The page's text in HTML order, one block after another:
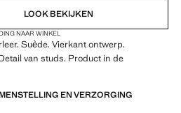
LOOK BEKIJKEN
NAAR WINKEL
Suède. Vierkant ontwerp.
van studs. Product in de
EN VERZORGING